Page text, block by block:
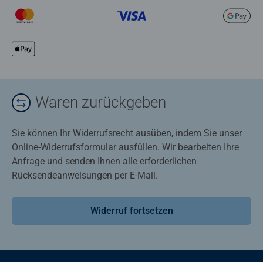
Waren zurückgeben
Sie können Ihr Widerrufsrecht ausüben, indem Sie unser
Online-Widerrufsformular ausfüllen. Wir bearbeiten Ihre
Anfrage und senden Ihnen alle erforderlichen
Rücksendeanweisungen per E-Mail.
Widerruf fortsetzen